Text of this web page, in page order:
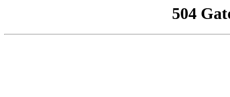
504